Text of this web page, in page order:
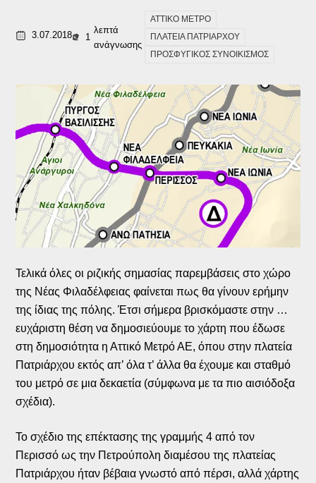
3.07.2018 1
λεπτά
ανάγνωσης
ΑΤΤΙΚΟ ΜΕΤΡΟ
ΠΛΑΤΕΙΑ ΠΑΤΡΙΑΡΧΟΥ
ΠΡΟΣΦΥΓΙΚΟΣ ΣΥΝΟΙΚΙΣΜΟΣ
Τελικά όλες οι ριζικής σημασίας παρεμβάσεις στο χώρο
της Νέας Φιλαδέλφειας φαίνεται πως θα γίνουν ερήμην
της ίδιας της πόλης. Έτσι σήμερα βρισκόμαστε στην …
ευχάριστη θέση να δημοσιεύουμε το χάρτη που έδωσε
στη δημοσιότητα η Αττικό Μετρό ΑΕ, όπου στην πλατεία
Πατριάρχου εκτός απ’ όλα τ’ άλλα θα έχουμε και σταθμό
του μετρό σε μια δεκαετία (σύμφωνα με τα πιο αισιόδοξα
σχέδια).
Το σχέδιο της επέκτασης της γραμμής 4 από τον
Περισσό ως την Πετρούπολη διαμέσου της πλατείας
Πατριάρχου ήταν βέβαια γνωστό από πέρσι, αλλά χάρτης